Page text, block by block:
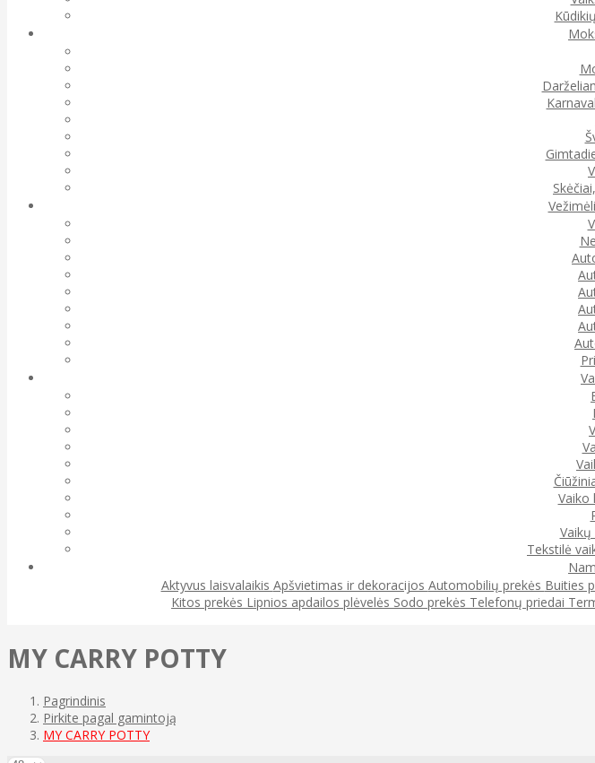
Vaiko
Tekstilė
Aktyvus laisvalaikis Apšvietimas ir dekoracijos Automobilių prekės Buities
Kitos prekės Lipnios apdailos plėvelės Sodo prekės Telefonų priedai
MY CARRY POTTY
Pagrindinis
Pirkite pagal gamintoją
MY CARRY POTTY